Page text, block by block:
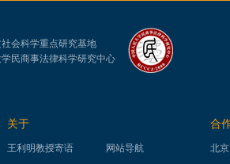
会科学重点研究基地
民商事法律科学研究中心
关于
王利明教授寄语 网站导航
合
北